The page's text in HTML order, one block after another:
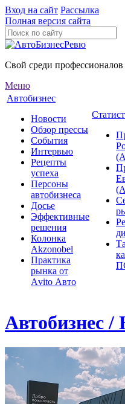
Вход на сайт Рассылка
Полная версия сайта
Свой среди профессионалов
Меню
Автобизнес
Новости
Обзор прессы
События
Интервью
Рецепты
успеха
Персоны
автобизнеса
Досье
Эффективные
решения
Колонка
Akzonobel
Практика
рынка от
Аvito Авто
Автобизнес /